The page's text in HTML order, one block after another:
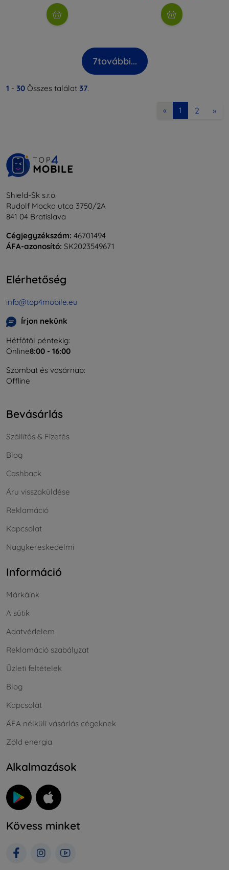
7további...
1 - 30 Összes találat 37.
« 1 2 »
Shield-Sk s.r.o.
Rudolf Mocka utca 3750/2A
841 04 Bratislava
Cégjegyzékszám: 46701494
ÁFA-azonosító: SK2023549671
Elérhetőség
info@top4mobile.eu
Írjon nekünk
Hétfőtől péntekig:
Online8:00 - 16:00
Szombat és vasárnap:
Offline
Bevásárlás
Szállítás & Fizetés
Blog
Cashback
Áru visszaküldése
Reklamáció
Kapcsolat
Nagykereskedelmi
Információ
Márkáink
A sütik
Adatvédelem
Reklamáció szabályzat
Üzleti feltételek
Blog
Kapcsolat
ÁFA nélküli vásárlás cégeknek
Zöld energia
Alkalmazások
Kövess minket